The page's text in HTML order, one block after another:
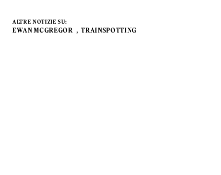
ALTRE NOTIZIE SU:
EWAN MCGREGOR TRAINSPOTTING